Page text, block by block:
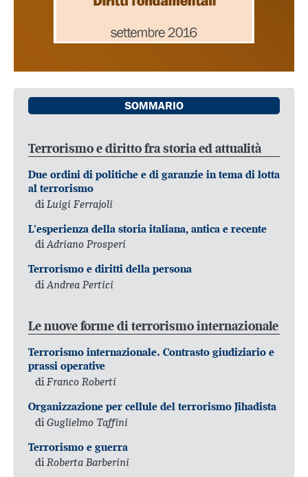
SOMMARIO
Terrorismo e diritto fra storia ed attualità
Due ordini di politiche e di garanzie in tema di lotta
al terrorismo
di Luigi Ferrajoli
L’esperienza della storia italiana, antica e recente
diAdriano Prosperi
Terrorismo e diritti della persona
di Andrea Pertici
Le nuove forme di terrorismo internazionale
Terrorismo internazionale. Contrasto giudiziario e
prassi operative
di Franco Roberti
Organizzazione per cellule del terrorismo Jihadista
di Guglielmo Taffini
Terrorismo e guerra
diRoberta Barberini